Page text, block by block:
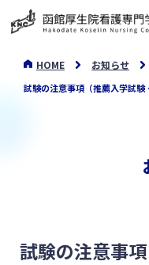
HOME お知らせ
試験の注意事項（推薦入学試験
試験の注意事